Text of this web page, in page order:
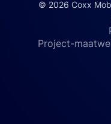
© 2026 Coxx
Project-